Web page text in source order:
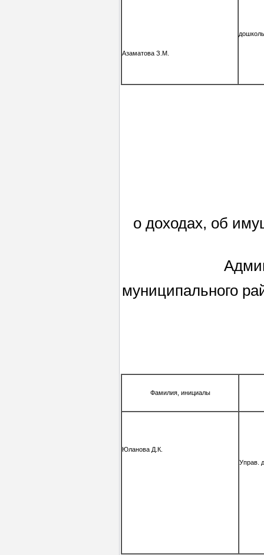
Азаматова З.М.
о доходах, об
муниципального
Фамилия, инициалы
Юланова Д.К.
Управ.